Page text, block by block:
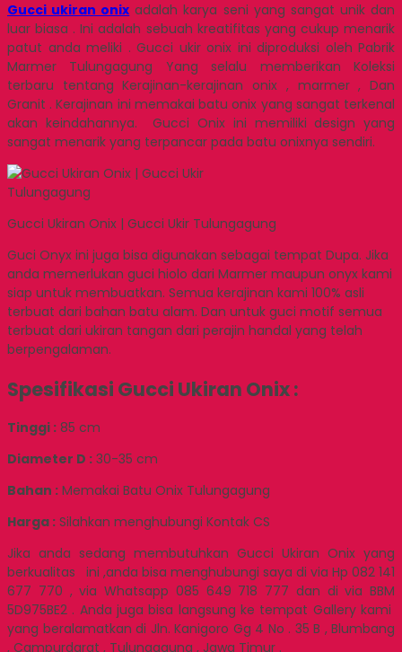
Gucci ukiran onix adalah karya seni yang sangat unik dan
luar biasa . Ini adalah sebuah kreatifitas yang cukup menarik
patut anda meliki . Gucci ukir onix ini diproduksi oleh Pabrik
Marmer Tulungagung Yang selalu memberikan Koleksi
terbaru tentang Kerajinan-kerajinan onix , marmer , Dan
Granit . Kerajinan ini memakai batu onix yang sangat terkenal
akan keindahannya. Gucci Onix ini memiliki design yang
sangat menarik yang terpancar pada batu onixnya sendiri.
Gucci Ukiran Onix | Gucci Ukir Tulungagung
Guci Onyx ini juga bisa digunakan sebagai tempat Dupa. Jika
anda memerlukan guci hiolo dari Marmer maupun onyx kami
siap untuk membuatkan. Semua kerajinan kami 100% asli
terbuat dari bahan batu alam. Dan untuk guci motif semua
terbuat dari ukiran tangan dari perajin handal yang telah
berpengalaman.
Spesifikasi Gucci Ukiran Onix :
Tinggi : 85 cm
Diameter D : 30-35 cm
Bahan : Memakai Batu Onix Tulungagung
Harga : Silahkan menghubungi Kontak CS
Jika anda sedang membutuhkan Gucci Ukiran Onix yang
berkualitas ini ,anda bisa menghubungi saya di via Hp 082 141
677 770 , via Whatsapp 085 649 718 777 dan di via BBM
5D975BE2 . Anda juga bisa langsung ke tempat Gallery kami
yang beralamatkan di Jln. Kanigoro Gg 4 No . 35 B , Blumbang
, Campurdarat , Tulungagung , Jawa Timur .